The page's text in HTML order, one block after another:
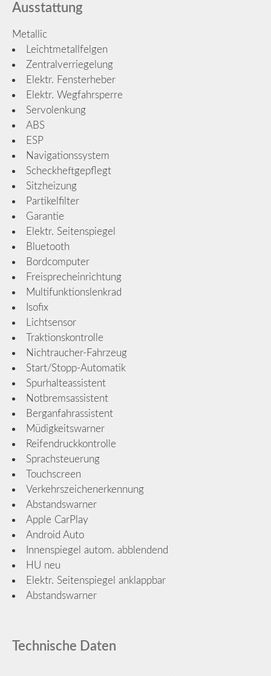
Ausstattung
Metallic
Leichtmetallfelgen
Zentralverriegelung
Elektr. Fensterheber
Elektr. Wegfahrsperre
Servolenkung
ABS
ESP
Navigationssystem
Scheckheftgepflegt
Sitzheizung
Partikelfilter
Garantie
Elektr. Seitenspiegel
Bluetooth
Bordcomputer
Freisprecheinrichtung
Multifunktionslenkrad
Isofix
Lichtsensor
Traktionskontrolle
Nichtraucher-Fahrzeug
Start/Stopp-Automatik
Spurhalteassistent
Notbremsassistent
Berganfahrassistent
Müdigkeitswarner
Reifendruckkontrolle
Sprachsteuerung
Touchscreen
Verkehrszeichenerkennung
Abstandswarner
Apple CarPlay
Android Auto
Innenspiegel autom. abblendend
HU neu
Elektr. Seitenspiegel anklappbar
Abstandswarner
Technische Daten